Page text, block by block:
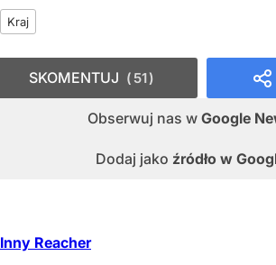
Kraj
Obserwuj nas w Google
Dodaj jako źródło w
SKOMENTUJ 51
Inny Reacher